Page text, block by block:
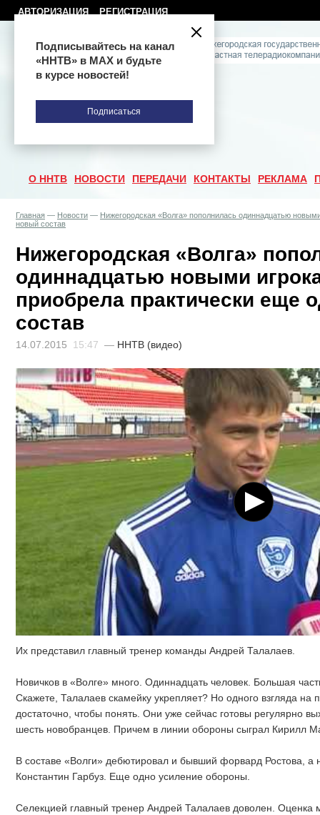
АВТОРИЗАЦИЯ РЕГИСТРАЦИЯ
О ННТВ НОВОСТИ ПЕРЕДАЧИ КОНТАКТЫ РЕКЛАМА
Главная — Новости — Нижегородская «Волга» пополнилась одиннадцатью
новый состав
Нижегородская «Волга»
одиннадцатью новыми
приобрела практически еще
состав
14.07.2015 15:47 — ННТВ (видео)
Их представил главный тренер команды Андрей Талалаев.
Новичков в «Волге» много. Одиннадцать человек. Большая
Скажете, Талалаев скамейку укрепляет? Но одного взгляда на
достаточно, чтобы понять. Они уже сейчас готовы регулярно
шесть новобранцев. Причем в линии обороны сыграл Кирилл
В составе «Волги» дебютировал и бывший форвард Ростова, а
Константин Гарбуз. Еще одно усиление обороны.
Селекцией главный тренер Андрей Талалаев доволен. Оценка
Подписывайтесь на канал
«ННТВ» в МАХ и будьте
в курсе новостей!
Подписаться